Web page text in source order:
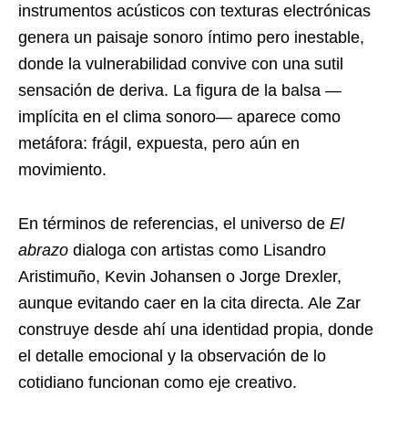
instrumentos acústicos con texturas electrónicas
genera un paisaje sonoro íntimo pero inestable,
donde la vulnerabilidad convive con una sutil
sensación de deriva. La figura de la balsa —
implícita en el clima sonoro— aparece como
metáfora: frágil, expuesta, pero aún en
movimiento.
En términos de referencias, el universo de El
abrazo dialoga con artistas como Lisandro
Aristimuño, Kevin Johansen o Jorge Drexler,
aunque evitando caer en la cita directa. Ale Zar
construye desde ahí una identidad propia, donde
el detalle emocional y la observación de lo
cotidiano funcionan como eje creativo.